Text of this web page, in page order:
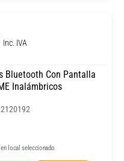
Inc. IVA
Bluetooth Con Pantalla
Inalámbricos
local seleccionado